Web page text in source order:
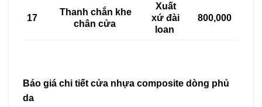
17
Thanh chắn khe
chân cửa
Xuất
xứ đài
loan
800,000
Báo giá chi tiết cửa nhựa composite dòng phủ
da